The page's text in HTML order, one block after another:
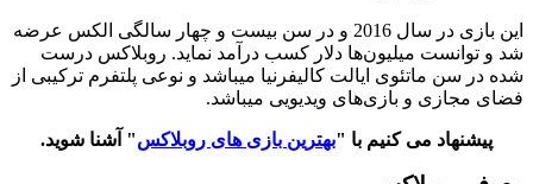
این بازی در سال 2016 و در سن بیست و چهار سالگی الکس عرضه
شد و توانست میلیون‌ها دلار کسب درآمد نماید. روبلاکس درست
شده در سن ماتئوی ایالت کالیفرنیا میباشد و نوعی پلتفرم ترکیبی از
فضای مجازی و بازی‌های ویدیویی میباشد.
پیشنهاد می کنیم با "بهترین بازی های روبلاکس" آشنا شوید.